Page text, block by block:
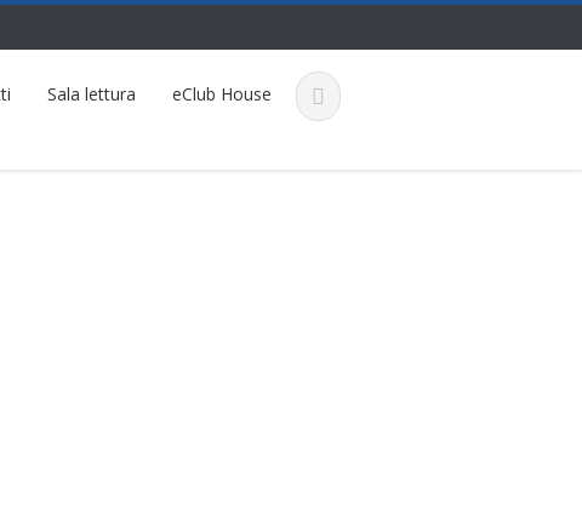
Sala lettura eClub House